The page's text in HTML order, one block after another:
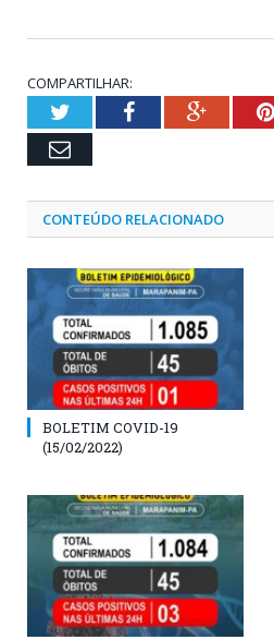
COMPARTILHAR:
TwitterFacebookGoogle+
Email
CONTEÚDO RELACIONADO
BOLETIM COVID-19
(15/02/2022)